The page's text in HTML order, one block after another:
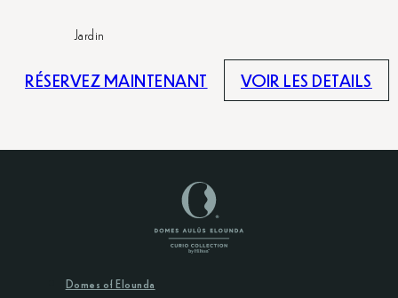
Jardin
RÉSERVEZ MAINTENANT VOIR LES DETAILS
Domes of Elounda